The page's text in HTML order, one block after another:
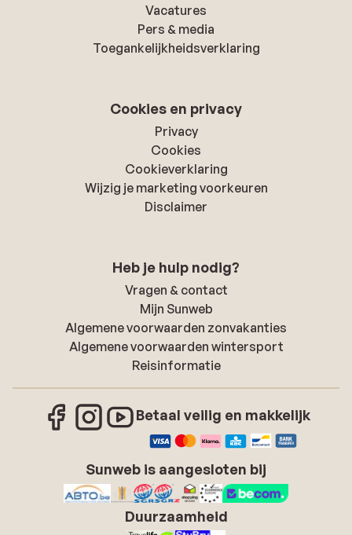
Vacatures
Pers & media
Toegankelijkheidsverklaring
Cookies en privacy
Privacy
Cookies
Cookieverklaring
Wijzig je marketing voorkeuren
Disclaimer
Heb je hulp nodig?
Vragen & contact
Mijn Sunweb
Algemene voorwaarden zonvakanties
Algemene voorwaarden wintersport
Reisinformatie
Betaal veilig en makkelijk
Sunweb is aangesloten bij
Duurzaamheid